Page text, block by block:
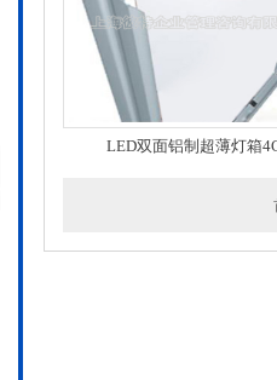
LED双面铝制超薄灯箱